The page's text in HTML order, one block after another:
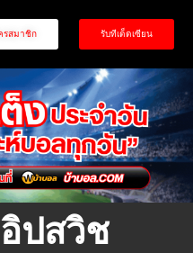
รสมาชิก รับทีเด็ดเซียน
ปสวิช